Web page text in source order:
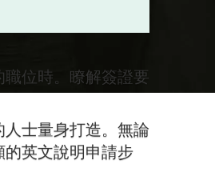
位時。瞭解簽證要
士量身打造。無論
英文說明申請步